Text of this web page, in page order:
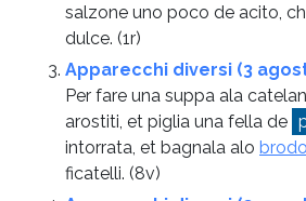
salzone uno poco de acito,
dulce. (1r)
Apparecchi diversi (3
Per fare una suppa ala
arostiti, et piglia una fella de
intorrata, et bagnala alo brodo
ficatelli. (8v)